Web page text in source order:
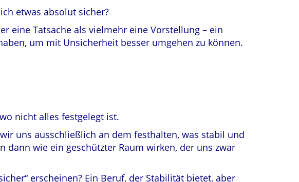
etwas absolut sicher?
eine Tatsache als vielmehr eine Vorstellung – ein
um mit Unsicherheit besser umgehen zu können.
nicht alles festgelegt ist.
uns ausschließlich an dem festhalten, was stabil und
dann wie ein geschützter Raum wirken, der uns zwar
erscheinen? Ein Beruf, der Stabilität bietet, aber